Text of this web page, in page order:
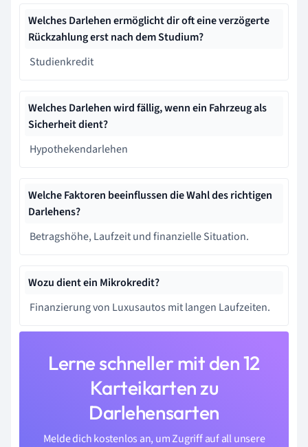
Welches Darlehen ermöglicht dir oft eine verzögerte
Rückzahlung erst nach dem Studium?
Studienkredit
Welches Darlehen wird fällig, wenn ein Fahrzeug als
Sicherheit dient?
Hypothekendarlehen
Welche Faktoren beeinflussen die Wahl des richtigen
Darlehens?
Betragshöhe, Laufzeit und finanzielle Situation.
Wozu dient ein Mikrokredit?
Finanzierung von Luxusautos mit langen Laufzeiten.
Lerne schneller mit den 12
Karteikarten zu
Darlehensarten
Melde dich kostenlos an, um Zugriff auf all unsere